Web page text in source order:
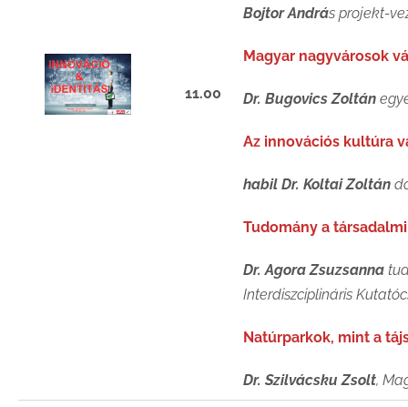
11.00
Bojtor András projekt-
Magyar nagyvárosok
Dr. Bugovics Zoltán
Az innovációs kultúra
habil Dr. Koltai Zoltán
Tudomány a
Dr. Agora Zsuzsanna
Interdiszciplináris
Natúrparkok, mint a
Dr. Szilvácsku Zsolt,